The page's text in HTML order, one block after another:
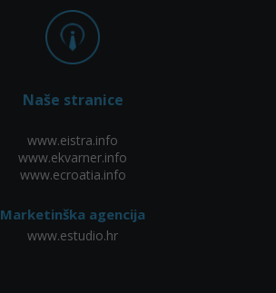
Naše stranice
www.eistra.info
www.ekvarner.info
www.ecroatia.info
Marketinška agencija
www.estudio.hr